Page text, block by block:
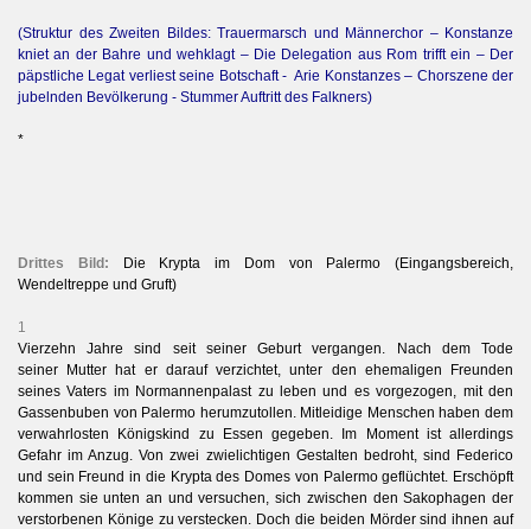
(Struktur des Zweiten Bildes: Trauermarsch und Männerchor – Konstanze
kniet an der Bahre und wehklagt – Die Delegation aus Rom trifft ein – Der
päpstliche Legat verliest seine Botschaft - Arie Konstanzes – Chorszene der
jubelnden Bevölkerung - Stummer Auftritt des Falkners)
*
Drittes Bild: Die Krypta im Dom von Palermo (Eingangsbereich,
Wendeltreppe und Gruft)
1
Vierzehn Jahre sind seit seiner Geburt vergangen. Nach dem Tode
seiner Mutter hat er darauf verzichtet, unter den ehemaligen Freunden
seines Vaters im Normannenpalast zu leben und es vorgezogen, mit den
Gassenbuben von Palermo herumzutollen.Mitleidige Menschen haben dem
verwahrlosten Königskind zu Essen gegeben. Im Moment ist allerdings
Gefahr im Anzug. Von zwei zwielichtigen Gestalten bedroht, sind Federico
und sein Freund in die Krypta des Domes von Palermo geflüchtet. Erschöpft
kommen sie unten an und versuchen, sich zwischen den Sakophagen der
verstorbenen Könige zu verstecken. Doch die beiden Mörder sind ihnen auf